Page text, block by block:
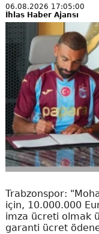
06.08.2026 17:05:00
İhlas Haber Ajansı
Trabzonspor:
için, 10.000.000
imza ücreti olmak
garanti ücret